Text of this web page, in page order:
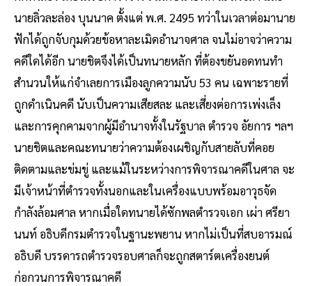
นายลิ่วละล่อง บุนนาค ตั้งแต่ พ.ศ. 2495 ทว่าในเวลาต่อมานาย
ฟักได้ถูกจับกุมด้วยข้อหาละเมิดอำนาจศาล จนไม่อาจว่าความ
คดีใดได้อีก นายชิตจึงได้เป็นทนายหลัก ที่ต้องขยันอดทนทำ
สำนวนให้แก่จำเลยการเมืองลูกความนับ 53 คน เฉพาะรายที่
ถูกดำเนินคดี นับเป็นความเสียสละ และเสี่ยงต่อการเพ่งเล็ง
และการคุกคามจากผู้มีอำนาจทั้งในรัฐบาล ตำรวจ อัยการ ฯลฯ
นายชิตและคณะทนายว่าความต้องเผชิญกับสายลับที่คอย
ติดตามและข่มขู่ และแม้ในระหว่างการพิจารณาคดีในศาล จะ
มีเจ้าหน้าที่ตำรวจทั้งนอกและในเครื่องแบบพร้อมอาวุธจัด
กำลังล้อมศาล หากเมื่อใดทนายได้ซักพลตำรวจเอก เผ่า ศรียา
นนท์ อธิบดีกรมตำรวจในฐานะพยาน หากไม่เป็นที่สบอารมณ์
อธิบดี บรรดารถตำรวจรอบศาลก็จะถูกสตาร์ตเครื่องยนต์
ก่อกวนการพิจารณาคดี